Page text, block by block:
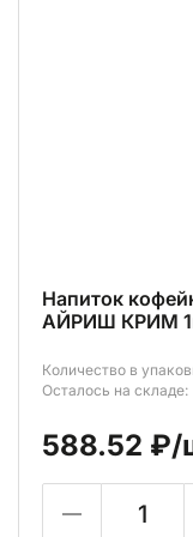
Напиток
АЙРИШ КРИМ
Количество в
Осталось на складе:
588.52 ₽/